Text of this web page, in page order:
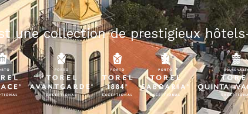
une collection de prestigieux